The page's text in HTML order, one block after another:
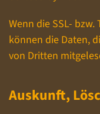
Wenn die SSL-
können die Daten,
von Dritten
Auskunft,